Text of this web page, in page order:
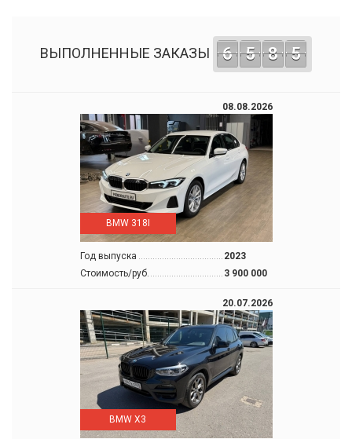
ВЫПОЛНЕННЫЕ ЗАКАЗЫ 6 5 8 5
08.08.2026
BMW 318I
Год выпуска
2023
Стоимость/руб.
3 900 000
20.07.2026
BMW X3